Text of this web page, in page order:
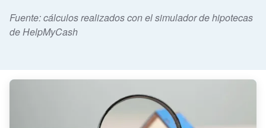
Fuente: cálculos realizados con el simulador de hipotecas
de HelpMyCash